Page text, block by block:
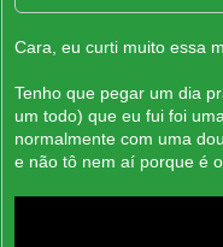
Cara, eu curti muito essa
Tenho que pegar um dia
um todo) que eu fui foi
normalmente com uma
e não tô nem aí porque é